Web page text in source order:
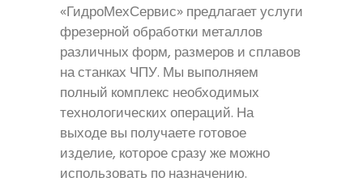
«ГидроМехСервис» предлагает услуги
фрезерной обработки металлов
различных форм, размеров и сплавов
на станках ЧПУ. Мы выполняем
полный комплекс необходимых
технологических операций. На
выходе вы получаете готовое
изделие, которое сразу же можно
использовать по назначению.